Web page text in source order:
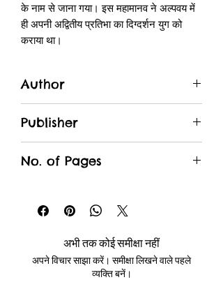
के नाम से जाना गया। इस महामानव ने अल्पवय में
ही अपनी अद्वितीय प्रतिभा का दिग्दर्शन युग को
कराया था।
समस्त शास्त्रों का ज्ञान कर लिया हो तथा सोलह वर्ष
की अवस्था तक समस्त लेखन कार्य कर लिया हो।
ब्रह्मसूत्रशंकरभाष्य जैसे महाभाष्य का लेखन कर
महायोगी की प्रस्तुत है। इस पुस्तक के माध्यम से
ज्ञानवर्द्धक रहेगी।
Author
Publisher
No. of Pages
अभी तक कोई समीक्षा नहीं
अपने विचार साझा करें। समीक्षा लिखने वाले पहले
व्यक्ति बनें।